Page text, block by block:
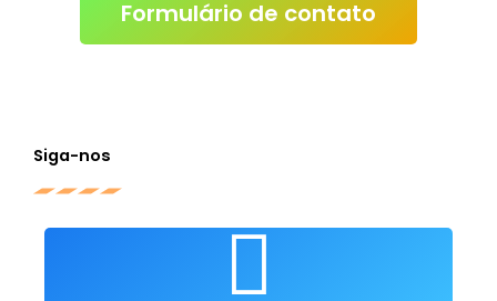
Formulário de contato
Clique p/ enviar e-
Siga-nos